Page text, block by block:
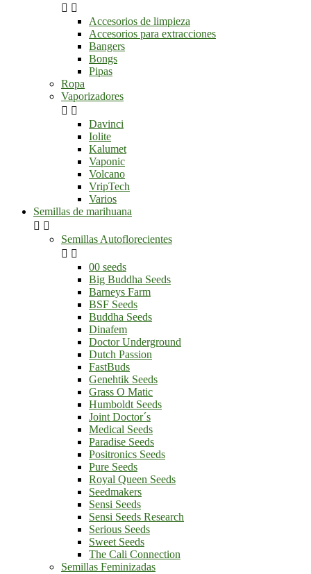
 
Accesorios de limpieza
Accesorios para extracciones
Bangers
Bongs
Pipas
Ropa
Vaporizadores
 
Davinci
Iolite
Kalumet
Vaponic
Volcano
VripTech
Varios
Semillas de marihuana
 
Semillas Autoflorecientes
 
00 seeds
Big Buddha Seeds
Barneys Farm
BSF Seeds
Buddha Seeds
Dinafem
Doctor Underground
Dutch Passion
FastBuds
Genehtik Seeds
Grass O Matic
Humboldt Seeds
Joint Doctor´s
Medical Seeds
Paradise Seeds
Positronics Seeds
Pure Seeds
Royal Queen Seeds
Seedmakers
Sensi Seeds
Sensi Seeds Research
Serious Seeds
Sweet Seeds
The Cali Connection
Semillas Feminizadas